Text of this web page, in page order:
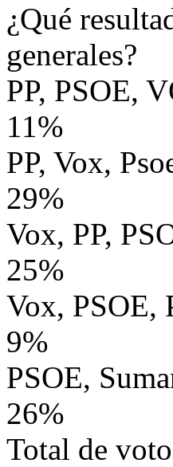
¿Qué
generales?
PP, PSOE,
11%
PP, Vox,
29%
Vox, PP,
25%
Vox, PSOE,
9%
PSOE,
26%
Total de